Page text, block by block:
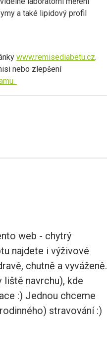
a také lipidový profil
www.remisediabetu.cz.
nebo zlepšení
web - chytrý
najdete i výživové
chutně a vyváženě.
navrchu), kde
:) Jednou chceme
stravování :)